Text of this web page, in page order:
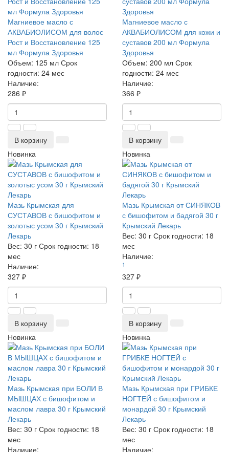
Магниевое масло с
АКВАБИОЛИСОМ для волос
Рост и Восстановление 125
мл Формула Здоровья
Объем: 125 мл Срок
годности: 24 мес
Наличие:
286 ₽
В корзину
Магниевое масло с
АКВАБИОЛИСОМ для кожи и
суставов 200 мл Формула
Здоровья
Объем: 200 мл Срок
годности: 24 мес
Наличие:
366 ₽
В корзину
Новинка
Мазь Крымская для
СУСТАВОВ с бишофитом и
золотыс усом 30 г Крымский
Лекарь
Вес: 30 г Срок годности: 18
мес
Наличие:
327 ₽
В корзину
Новинка
Мазь Крымская от СИНЯКОВ
с бишофитом и бадягой 30 г
Крымский Лекарь
Вес: 30 г Срок годности: 18
мес
Наличие:
1
327 ₽
В корзину
Новинка
Мазь Крымская при БОЛИ В
МЫШЦАХ с бишофитом и
маслом лавра 30 г Крымский
Лекарь
Вес: 30 г Срок годности: 18
мес
Наличие:
Новинка
Мазь Крымская при ГРИБКЕ
НОГТЕЙ с бишофитом и
монардой 30 г Крымский
Лекарь
Вес: 30 г Срок годности: 18
мес
Наличие: